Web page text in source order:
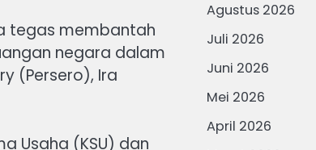
tegas membantah
negara dalam
(Persero), Ira
Usaha (KSU) dan
Agustus 2026
Juli 2026
Juni 2026
Mei 2026
April 2026